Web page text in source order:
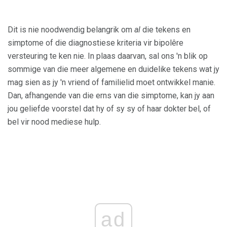
Dit is nie noodwendig belangrik om al die tekens en
simptome of die diagnostiese kriteria vir bipolêre
versteuring te ken nie. In plaas daarvan, sal ons 'n blik op
sommige van die meer algemene en duidelike tekens wat jy
mag sien as jy 'n vriend of familielid moet ontwikkel manie.
Dan, afhangende van die erns van die simptome, kan jy aan
jou geliefde voorstel dat hy of sy sy of haar dokter bel, of
bel vir nood mediese hulp.
ad